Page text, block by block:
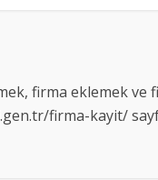
firma eklemek ve
firma-kayit/